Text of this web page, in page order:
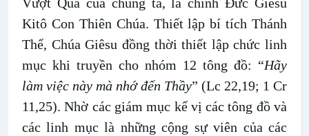
Kitô Con Thiên Chúa. Thiết lập bí tích Thánh
Thể, Chúa Giêsu đồng thời thiết lập chức linh
mục khi truyền cho nhóm 12 tông đồ: “Hãy
làm việc này mà nhớ đến Thầy” (Lc 22,19; 1 Cr
11,25). Nhờ các giám mục kế vị các tông đồ và
các linh mục là những cộng sự viên của các